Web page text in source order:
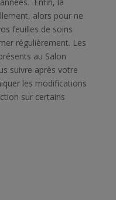
alors pour ne
feuilles de soins
régulièrement. Les
au Salon
suivre après votre
les modifications
sur certains